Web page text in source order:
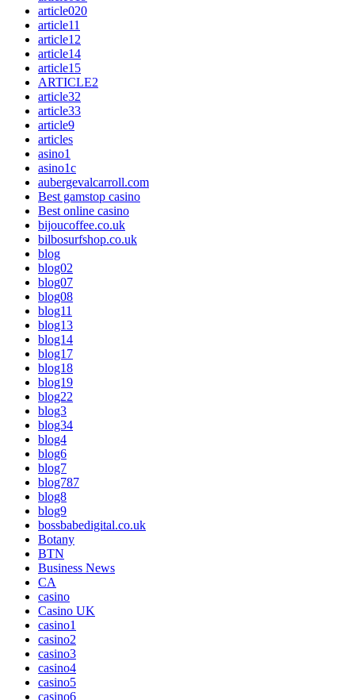
article020
article11
article12
article14
article15
ARTICLE2
article32
article33
article9
articles
asino1
asino1c
aubergevalcarroll.com
Best gamstop casino
Best online casino
bijoucoffee.co.uk
bilbosurfshop.co.uk
blog
blog02
blog07
blog08
blog11
blog13
blog14
blog17
blog18
blog19
blog22
blog3
blog34
blog4
blog6
blog7
blog787
blog8
blog9
bossbabedigital.co.uk
Botany
BTN
Business News
CA
casino
Casino UK
casino1
casino2
casino3
casino4
casino5
casino6